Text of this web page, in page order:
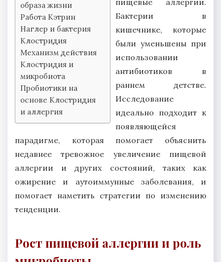
образа жизни
Работа Кэтрин
Наглер и бактерия
Клостридия
Механизм действия
Клостридия и
микробиота
Пробиотики на
основе Клостридия
и аллергия
Бактерии в
кишечнике, которые
были уменьшены при
использовании
антибиотиков в
раннем детстве.
Исследование
идеально подходит к
появляющейся
парадигме, которая помогает объяснить
недавнее тревожное увеличение пищевой
аллергии и других состояний, таких как
ожирение и аутоиммунные заболевания, и
помогает наметить стратегии по изменению
тенденции.
Рост пищевой аллергии и роль